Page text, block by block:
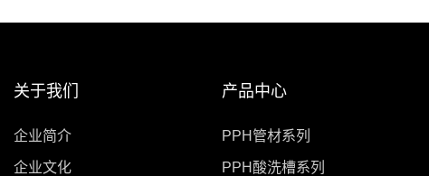
关于我们
企业简介
企业文化
产品中心
PPH管材系列
PPH酸洗槽系列